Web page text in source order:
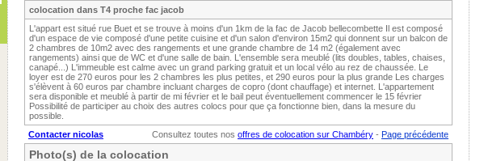
colocation dans T4 proche fac jacob
L'appart est situé rue Buet et se trouve à moins d'un 1km de la fac de Jacob bellecombette Il est composé
d'un espace de vie composé d'une petite cuisine et d'un salon d'environ 15m2 qui donnent sur un balcon de
2 chambres de 10m2 avec des rangements et une grande chambre de 14 m2 (également avec
rangements) ainsi que de WC et d'une salle de bain. L'ensemble sera meublé (lits doubles, tables, chaises,
canapé...) L'immeuble est calme avec un grand parking gratuit et un local vélo au rez de chaussée. Le
loyer est de 270 euros pour les 2 chambres les plus petites, et 290 euros pour la plus grande Les charges
s'élèvent à 60 euros par chambre incluant charges de copro (dont chauffage) et internet. L'appartement
sera disponible et meublé à partir de mi février et le bail peut éventuellement commencer le 15 février
Possibilité de participer au choix des autres colocs pour que ça fonctionne bien, dans la mesure du
possible.
Contacter nicolas
Consultez toutes nos offres de colocation sur Chambéry - Page précédente
Photo(s) de la colocation